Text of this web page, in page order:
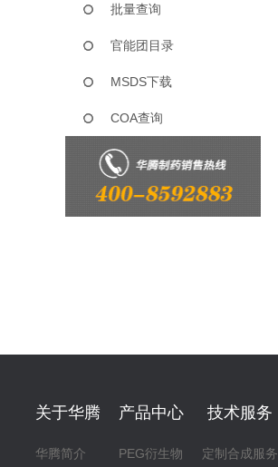
批量查询
官能团目录
MSDS下载
COA查询
关于华腾
华腾简介
产品中心
PEG衍生物
技术服务
定制合成服务